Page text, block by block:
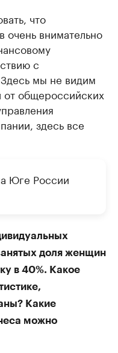
что
очень внимательно
с
мы не видим
от общероссийских
здесь все
Юге России
доля женщин
в 40%. Какое
Какие
можно